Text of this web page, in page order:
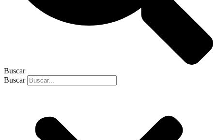
Buscar
Buscar